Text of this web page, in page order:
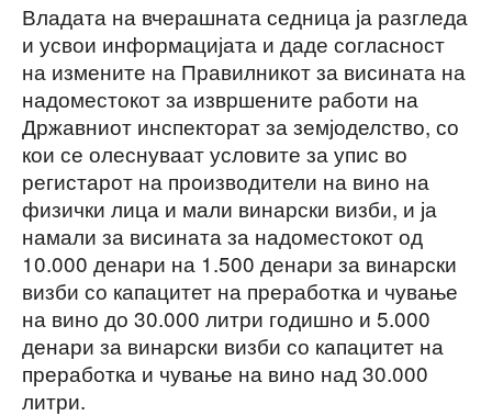
Владата на вчерашната седница ја разгледа
и усвои информацијата и даде согласност
на измените на Правилникот за висината на
надоместокот за извршените работи на
Државниот инспекторат за земјоделство, со
кои се олеснуваат условите за упис во
регистарот на производители на вино на
физички лица и мали винарски визби, и ја
намали за висината за надоместокот од
10.000 денари на 1.500 денари за винарски
визби со капацитет на преработка и чување
на вино до 30.000 литри годишно и 5.000
денари за винарски визби со капацитет на
преработка и чување на вино над 30.000
литри.